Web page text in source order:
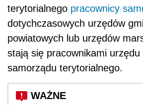
terytorialnego pracownicy
dotychczasowych urzędów
powiatowych lub urzędów
stają się pracownikami
samorządu terytorialnego.